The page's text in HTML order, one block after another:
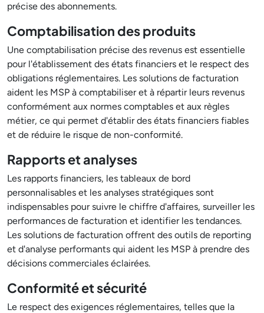
précise des abonnements.
Comptabilisation des produits
Une comptabilisation précise des revenus est essentielle
pour l'établissement des états financiers et le respect des
obligations réglementaires. Les solutions de facturation
aident les MSP à comptabiliser et à répartir leurs revenus
conformément aux normes comptables et aux règles
métier, ce qui permet d'établir des états financiers fiables
et de réduire le risque de non-conformité.
Rapports et analyses
Les rapports financiers, les tableaux de bord
personnalisables et les analyses stratégiques sont
indispensables pour suivre le chiffre d'affaires, surveiller les
performances de facturation et identifier les tendances.
Les solutions de facturation offrent des outils de reporting
et d'analyse performants qui aident les MSP à prendre des
décisions commerciales éclairées.
Conformité et sécurité
Le respect des exigences réglementaires, telles que la